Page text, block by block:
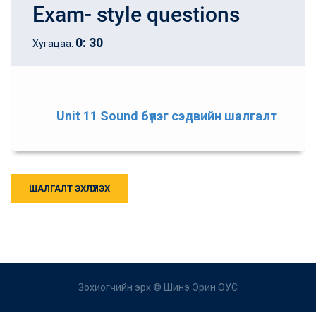
Exam- style questions
Хугацаа: 0: 30
Unit 11 Sound бүлэг сэдвийн шалгалт
ШАЛГАЛТ ЭХЛҮҮЛЭХ
Зохиогчийн эрх © Шинэ Эрин ОУС